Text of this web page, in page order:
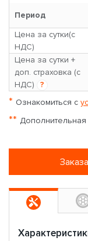
Период
Цена за сутки(с
НДС)
Цена за сутки +
доп. страховка (с
НДС)
?
* Ознакомиться с
** Дополнительная